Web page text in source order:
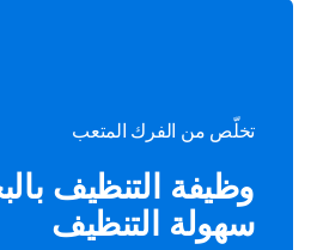
تخلّص من الفرك المتعب
وظيفة التنظيف
سهولة التنظيف